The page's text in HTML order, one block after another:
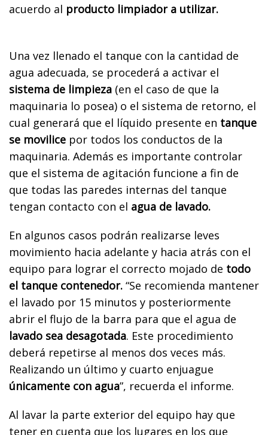
acuerdo al producto limpiador a utilizar.
Una vez llenado el tanque con la cantidad de
agua adecuada, se procederá a activar el
sistema de limpieza (en el caso de que la
maquinaria lo posea) o el sistema de retorno, el
cual generará que el líquido presente en tanque
se movilice por todos los conductos de la
maquinaria. Además es importante controlar
que el sistema de agitación funcione a fin de
que todas las paredes internas del tanque
tengan contacto con el agua de lavado.
En algunos casos podrán realizarse leves
movimiento hacia adelante y hacia atrás con el
equipo para lograr el correcto mojado de todo
el tanque contenedor. “Se recomienda mantener
el lavado por 15 minutos y posteriormente
abrir el flujo de la barra para que el agua de
lavado sea desagotada. Este procedimiento
deberá repetirse al menos dos veces más.
Realizando un último y cuarto enjuague
únicamente con agua”, recuerda el informe.
Al lavar la parte exterior del equipo hay que
tener en cuenta que los lugares en los que